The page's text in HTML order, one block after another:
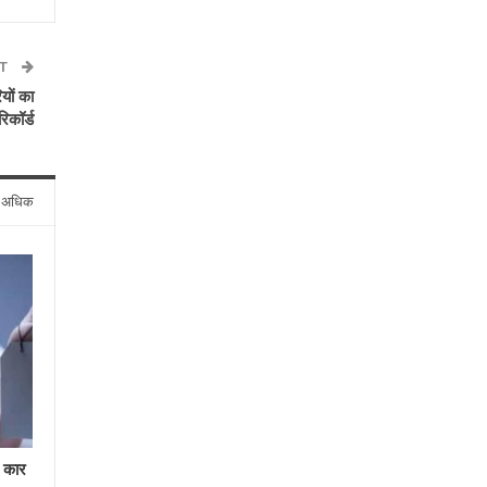
का